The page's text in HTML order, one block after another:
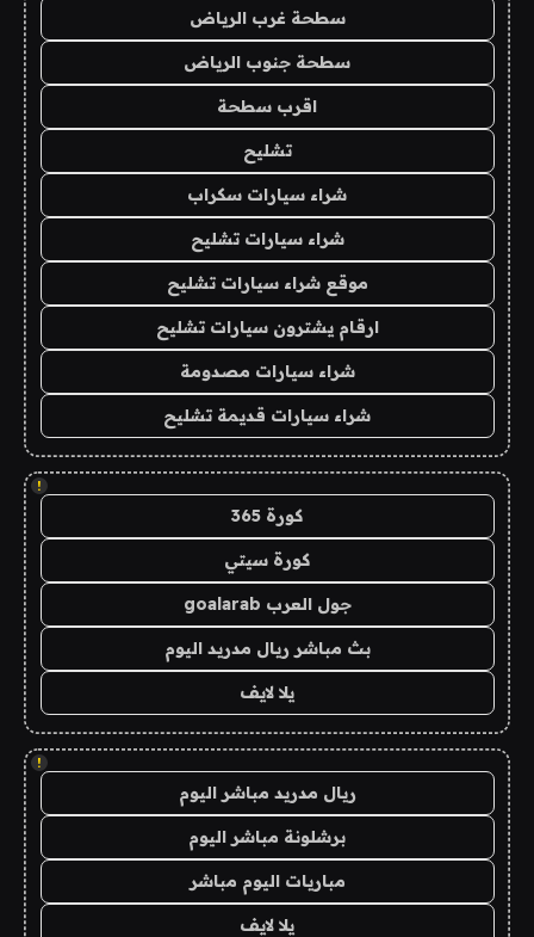
سطحة غرب الرياض
سطحة جنوب الرياض
اقرب سطحة
تشليح
شراء سيارات سكراب
شراء سيارات تشليح
موقع شراء سيارات تشليح
ارقام يشترون سيارات تشليح
شراء سيارات مصدومة
شراء سيارات قديمة تشليح
!
كورة 365
كورة سيتي
جول العرب goalarab
بث مباشر ريال مدريد اليوم
يلا لايف
!
ريال مدريد مباشر اليوم
برشلونة مباشر اليوم
مباريات اليوم مباشر
يلا لايف